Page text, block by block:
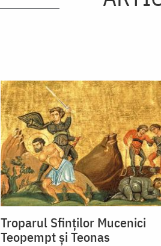
Troparul Sfinţilor Mucenici
Teopempt şi Teonas